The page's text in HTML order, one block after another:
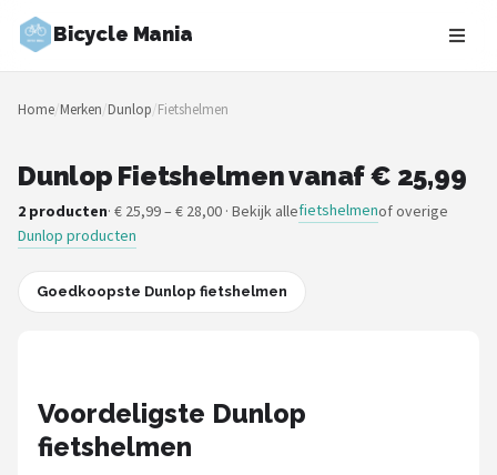
Bicycle Mania
Zoeken
NAVIGATIE
Merken
Blog
Stadsfietsen
Home/Merken/Dunlop/Fietshelmen
Dunlop Fietshelmen vanaf € 25,99
2 producten· € 25,99 – € 28,00 · Bekijk allefietshelmenof overige
Dunlop producten
Goedkoopste Dunlop fietshelmen
Voordeligste Dunlop
fietshelmen